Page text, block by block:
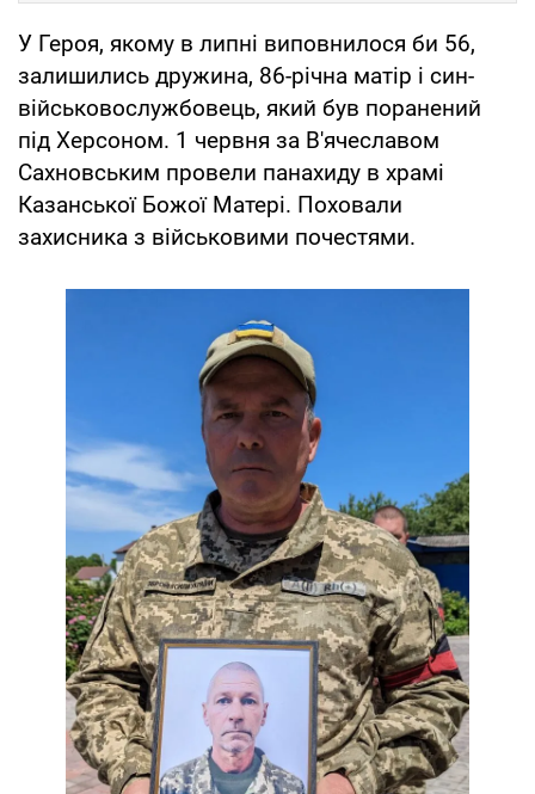
У Героя, якому в липні виповнилося би 56,
залишились дружина, 86-річна матір і син-
військовослужбовець, який був поранений
під Херсоном. 1 червня за В'ячеславом
Сахновським провели панахиду в храмі
Казанської Божої Матері. Поховали
захисника з військовими почестями.